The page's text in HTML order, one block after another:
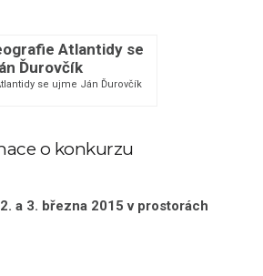
se ujme Ján Ďurovčík
o konkurzu
a 3. března 2015 v prostorách